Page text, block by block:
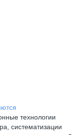
технологии
систематизации